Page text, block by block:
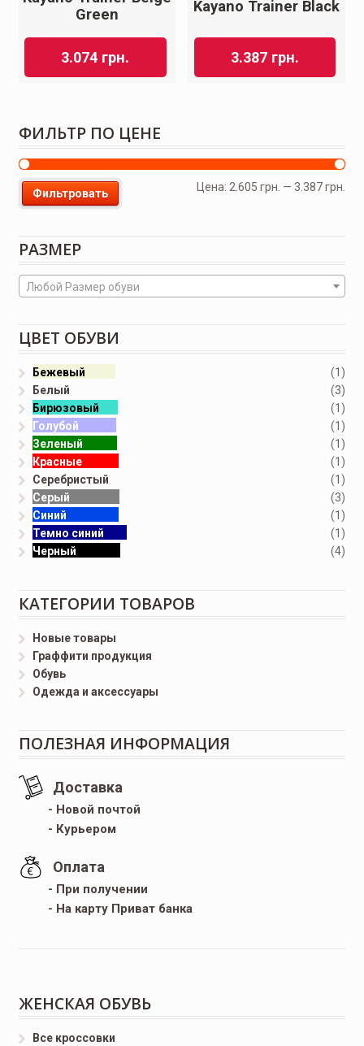
Green
3.074 грн.
Kayano Trainer Black
3.387 грн.
ФИЛЬТР ПО ЦЕНЕ
Фильтровать
Цена: 2.605 грн. —3.387 грн.
РАЗМЕР
Любой Размер обуви
ЦВЕТ ОБУВИ
Бежевый
(1)
Белый
(3)
Бирюзовый
(1)
Голубой
(1)
Зеленый
(1)
Красные
(1)
Серебристый
(1)
Серый
(3)
Синий
(1)
Темно синий
(1)
Черный
(4)
КАТЕГОРИИ ТОВАРОВ
Новые товары
Граффити продукция
Обувь
Одежда и аксессуары
ПОЛЕЗНАЯ ИНФОРМАЦИЯ
Доставка
- Новой почтой
- Курьером
Оплата
- При получении
- На карту Приват банка
ЖЕНСКАЯ ОБУВЬ
Все кроссовки